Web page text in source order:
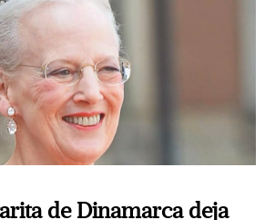
de Dinamarca deja